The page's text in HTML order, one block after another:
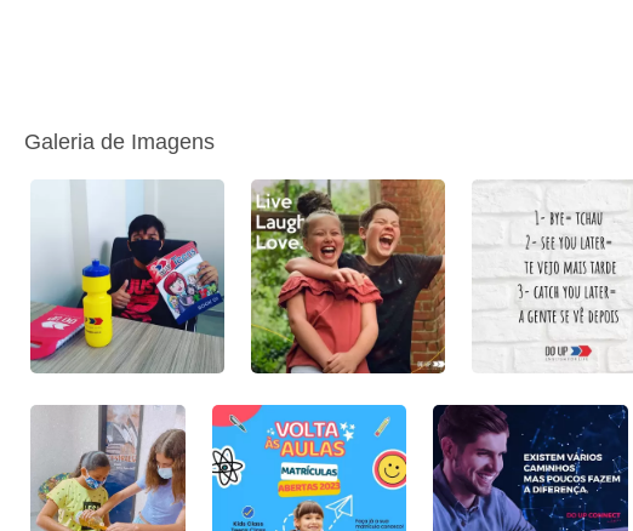
Galeria de Imagens